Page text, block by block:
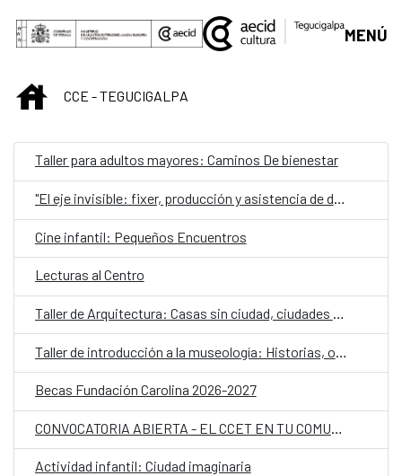
Saltar al contenido principal
MENÚ
INICIOCCE - TEGUCIGALPA
Taller para adultos mayores: Caminos De bienestar
"El eje invisible: fixer, producción y asistencia de dirección desde la práctica"
Cine infantil: Pequeños Encuentros
Lecturas al Centro
Taller de Arquitectura: Casas sin ciudad, ciudades sin casas: estrategias para la vivienda colectiva contemporánea
Becas Fundación Carolina 2026-2027
CONVOCATORIA ABIERTA - EL CCET EN TU COMUNIDAD
Actividad infantil: Ciudad imaginaria